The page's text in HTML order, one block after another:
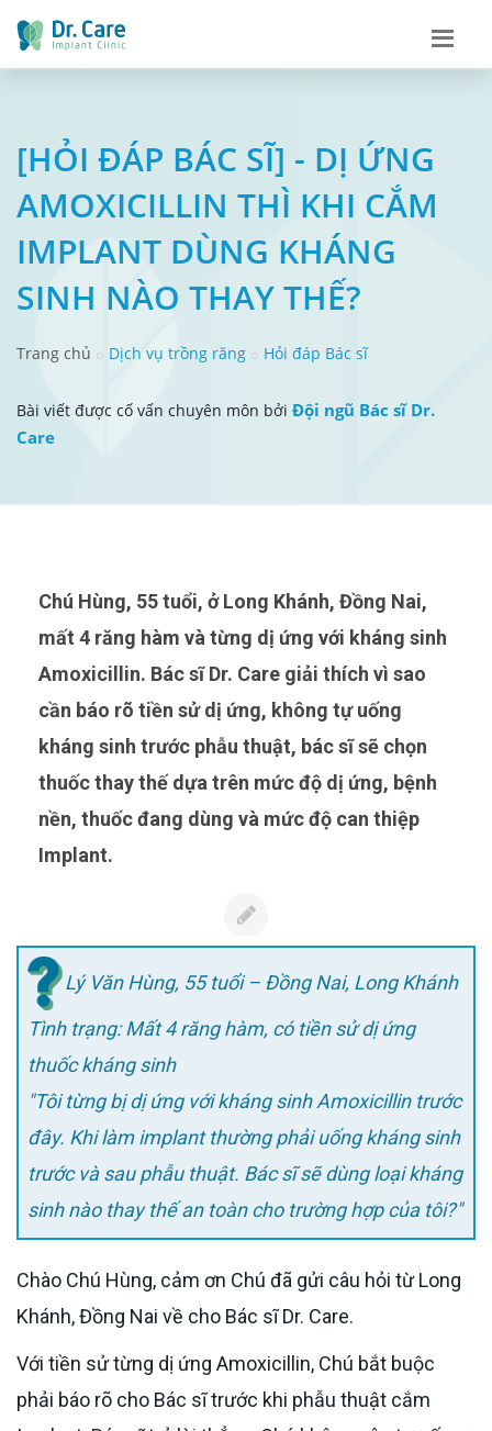
[HỎI ĐÁP BÁC SĨ] - DỊ ỨNG
AMOXICILLIN THÌ KHI CẮM
IMPLANT DÙNG KHÁNG
SINH NÀO THAY THẾ?
Trang chủ Dịch vụ trồng răng Hỏi đáp Bác sĩ
Bài viết được cố vấn chuyên môn bởi Đội ngũ Bác sĩ Dr.
Care
Chú Hùng, 55 tuổi, ở Long Khánh, Đồng Nai,
mất 4 răng hàm và từng dị ứng với kháng sinh
Amoxicillin. Bác sĩ Dr. Care giải thích vì sao
cần báo rõ tiền sử dị ứng, không tự uống
kháng sinh trước phẫu thuật, bác sĩ sẽ chọn
thuốc thay thế dựa trên mức độ dị ứng, bệnh
nền, thuốc đang dùng và mức độ can thiệp
Implant.
Lý Văn Hùng, 55 tuổi – Đồng Nai, Long Khánh
Tình trạng: Mất 4 răng hàm, có tiền sử dị ứng
thuốc kháng sinh
"Tôi từng bị dị ứng với kháng sinh Amoxicillin trước
đây. Khi làm implant thường phải uống kháng sinh
trước và sau phẫu thuật. Bác sĩ sẽ dùng loại kháng
sinh nào thay thế an toàn cho trường hợp của tôi?"
Chào Chú Hùng, cảm ơn Chú đã gửi câu hỏi từ Long
Khánh, Đồng Nai về cho Bác sĩ Dr. Care.
Với tiền sử từng dị ứng Amoxicillin, Chú bắt buộc
phải báo rõ cho Bác sĩ trước khi phẫu thuật cắm